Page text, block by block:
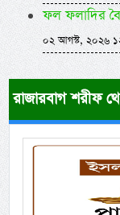
ফল ফলাদির
০২ আগস্ট, ২০২৬
রাজারবাগ শরীফ